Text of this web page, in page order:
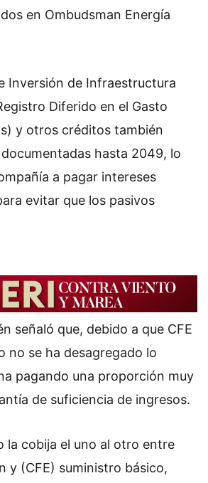
en Ombudsman Energía
Inversión de Infraestructura
Diferido en el Gasto
y otros créditos también
hasta 2049, lo
a pagar intereses
evitar que los pasivos
señaló que, debido a que CFE
no se ha desagregado lo
pagando una proporción muy
de suficiencia de ingresos.
la cobija el uno al otro entre
y (CFE) suministro básico,